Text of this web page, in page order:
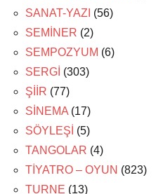
SANAT-YAZI (56)
SEMİNER (2)
SEMPOZYUM (6)
SERGİ (303)
ŞİİR (77)
SİNEMA (17)
SÖYLEŞİ (5)
TANGOLAR (4)
TİYATRO – OYUN (823)
TURNE (13)